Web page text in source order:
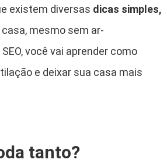
existem diversas dicas simples,
mesmo sem ar-
você vai aprender como
e deixar sua casa mais
tanto?